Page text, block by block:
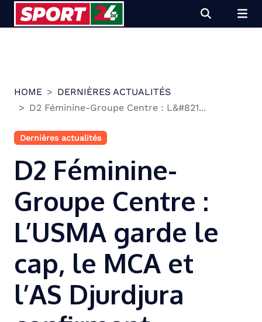
HOME
DERNIÈRES ACTUALITÉS
D2 Féminine-Groupe Centre : L&#821...
Dernières actualités
D2 Féminine-
Groupe Centre :
L’USMA garde le
cap, le MCA et
l’AS Djurdjura